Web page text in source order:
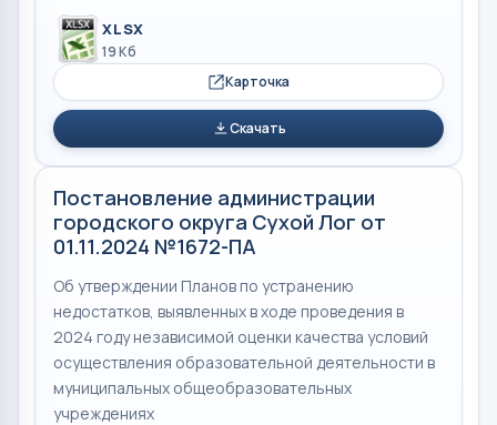
XLSX
19 Кб
Карточка
Скачать
Постановление администрации
городского округа Сухой Лог от
01.11.2024 №1672-ПА
Об утверждении Планов по устранению
недостатков, выявленных в ходе проведения в
2024 году независимой оценки качества условий
осуществления образовательной деятельности в
муниципальных общеобразовательных
учреждениях